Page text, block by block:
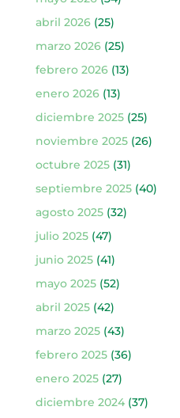
abril 2026(25)
marzo 2026(25)
febrero 2026(13)
enero 2026(13)
diciembre 2025(25)
noviembre 2025(26)
octubre 2025(31)
septiembre 2025(40)
agosto 2025(32)
julio 2025(47)
junio 2025(41)
mayo 2025(52)
abril 2025(42)
marzo 2025(43)
febrero 2025(36)
enero 2025(27)
diciembre 2024(37)